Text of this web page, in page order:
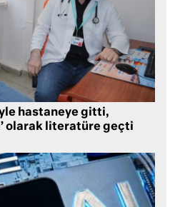
hastaneye gitti,
olarak literatüre geçti